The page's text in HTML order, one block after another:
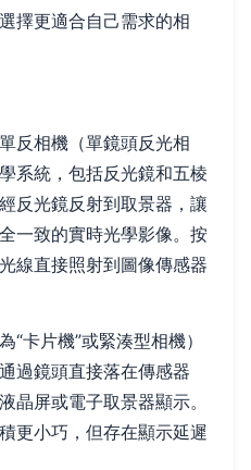
擇更適合自己需求的相
反相機（單鏡頭反光相
系統，包括反光鏡和五棱
反光鏡反射到取景器，讓
一致的實時光學影像。按
線直接照射到圖像傳感器
卡片機”或緊湊型相機）
過鏡頭直接落在傳感器
晶屏或電子取景器顯示。
更小巧，但存在顯示延遲